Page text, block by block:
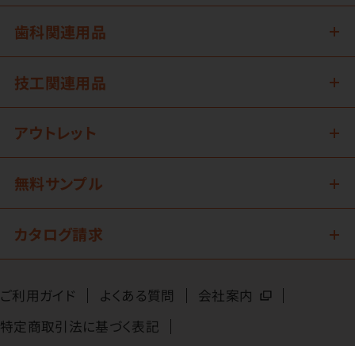
歯科関連用品
技工関連用品
アウトレット
無料サンプル
カタログ請求
ご利用ガイド よくある質問
会社案内
特定商取引法に基づく表記